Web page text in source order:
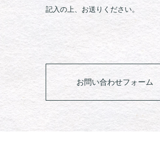
記入の上、お送りください。
お問い合わせフォーム